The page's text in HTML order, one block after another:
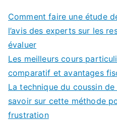
Comment faire une étude
l’avis des experts sur les
évaluer
Les meilleurs cours
comparatif et avantages
La technique du coussin
savoir sur cette méthode
frustration